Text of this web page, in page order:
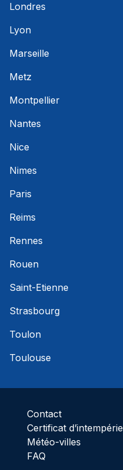
Londres
Lyon
Marseille
Metz
Montpellier
Nantes
Nice
Nimes
Paris
Reims
Rennes
Rouen
Saint-Etienne
Strasbourg
Toulon
Toulouse
Contact
Certificat d’intempérie
Météo-villes
FAQ